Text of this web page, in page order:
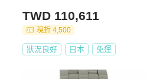
錶盤，型號：123.25.24.60.05.002
TWD 110,611
現折 4,500
狀況良好 日本 免運